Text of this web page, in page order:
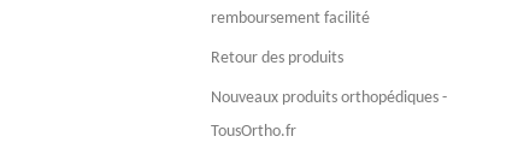
remboursement facilité
Retour des produits
Nouveaux produits orthopédiques -
TousOrtho.fr